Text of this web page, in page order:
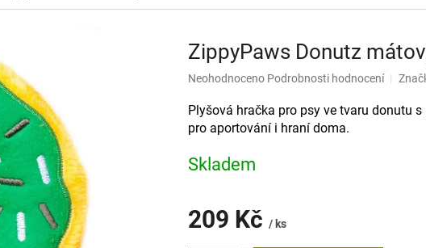
ZippyPaws Donutz
Průměrné
produktu
je
0,0
z
5
Neohodnoceno Podrobnosti hodnocení
Plyšová hračka pro psy ve tvaru donutu
pro aportování i hraní doma.
Skladem
209 Kč / ks